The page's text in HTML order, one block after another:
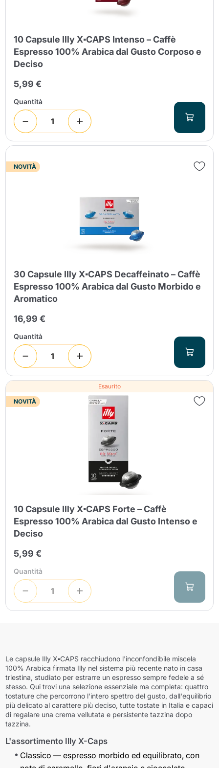
10 Capsule Illy X▪CAPS Intenso – Caffè
Espresso 100% Arabica dal Gusto Corposo e
Deciso
5,99 €
Quantità
NOVITÀ
30 Capsule Illy X▪CAPS Decaffeinato – Caffè
Espresso 100% Arabica dal Gusto Morbido e
Aromatico
16,99 €
Quantità
Esaurito
NOVITÀ
10 Capsule Illy X▪CAPS Forte – Caffè
Espresso 100% Arabica dal Gusto Intenso e
Deciso
5,99 €
Quantità
Le capsule Illy X▪CAPS racchiudono l'inconfondibile miscela
100% Arabica firmata Illy nel sistema più recente nato in casa
triestina, studiato per estrarre un espresso sempre fedele a sé
stesso. Qui trovi una selezione essenziale ma completa: quattro
tostature che percorrono l'intero spettro del gusto, dall'equilibrio
più delicato al carattere più deciso, tutte tostate in Italia e capaci
di regalare una crema vellutata e persistente tazzina dopo
tazzina.
L'assortimento Illy X-Caps
Classico — espresso morbido ed equilibrato, con